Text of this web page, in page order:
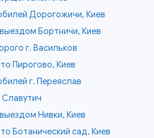
Дорогожичи, Киев
Бортничи, Киев
г. Васильков
Пирогово, Киев
г. Переяслав
Славутич
Нивки, Киев
Ботанический сад, Киев